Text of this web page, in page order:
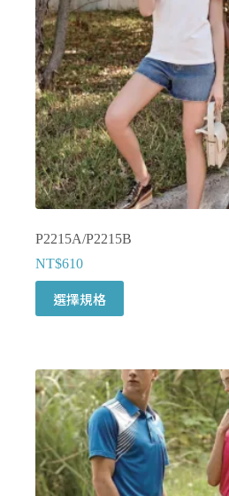
在
產
品
頁
面
選
擇
選
項
P2215A/P2215B
NT$610
選擇規格
產
多
種
款
式。
可
在